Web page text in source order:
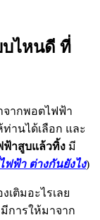
บไหนดี ที่
จากพอตไฟฟ้า
านได้เลือก และ
ฟ้าสูบแล้วทิ้ง มี
ฟฟ้า ต่างกันยังไง)
เติมอะไรเลย
การให้มาจาก